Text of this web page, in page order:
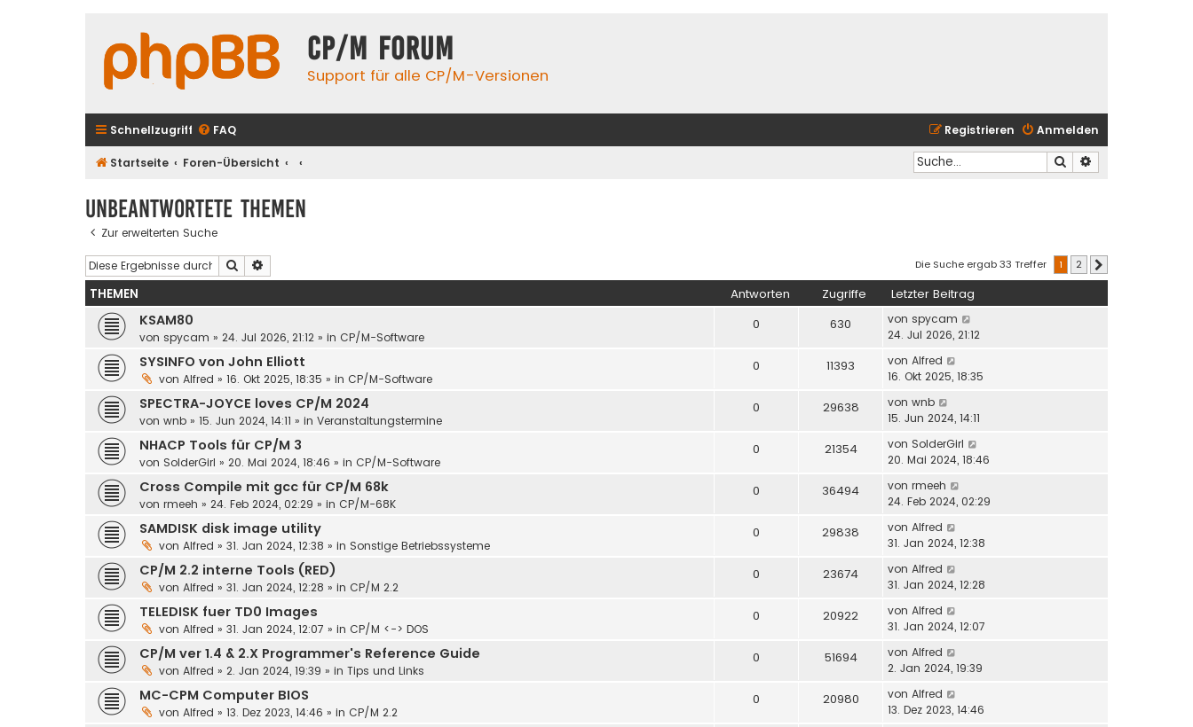
CP/M Forum
Support für alle CP/M-Versionen
Schnellzugriff FAQ Anmelden
Registrieren
Startseite Foren-Übersicht Suche
Unbeantwortete Themen
Zur erweiterten Suche
Suche Die Suche ergab 33 Treffer 1 2
THEMEN Antworten Zugriffe Letzter Beitrag
KSAM80
von spycam » 24. Jul 2026, 21:12 » in CP/M-Software
0 630 von spycam
24. Jul 2026, 21:12
SYSINFO von John Elliott
von Alfred » 16. Okt 2025, 18:35 » in CP/M-Software
0 11393 von Alfred
16. Okt 2025, 18:35
SPECTRA-JOYCE loves CP/M 2024
von wnb » 15. Jun 2024, 14:11 » in Veranstaltungstermine
0 29638 von wnb
15. Jun 2024, 14:11
NHACP Tools für CP/M 3
von SolderGirl » 20. Mai 2024, 18:46 » in CP/M-Software
0 21354 von SolderGirl
20. Mai 2024, 18:46
Cross Compile mit gcc für CP/M 68k
von rmeeh » 24. Feb 2024, 02:29 » in CP/M-68K
0 36494 von rmeeh
24. Feb 2024, 02:29
SAMDISK disk image utility
von Alfred » 31. Jan 2024, 12:38 » in Sonstige Betriebssysteme
0 29838 von Alfred
31. Jan 2024, 12:38
CP/M 2.2 interne Tools (RED)
von Alfred » 31. Jan 2024, 12:28 » in CP/M 2.2
0 23674 von Alfred
31. Jan 2024, 12:28
TELEDISK fuer TD0 Images
von Alfred » 31. Jan 2024, 12:07 » in CP/M <-> DOS
0 20922 von Alfred
31. Jan 2024, 12:07
CP/M ver 1.4 & 2.X Programmer's Reference Guide
von Alfred » 2. Jan 2024, 19:39 » in Tips und Links
0 51694 von Alfred
2. Jan 2024, 19:39
MC-CPM Computer BIOS
von Alfred » 13. Dez 2023, 14:46 » in CP/M 2.2
0 20980 von Alfred
13. Dez 2023, 14:46